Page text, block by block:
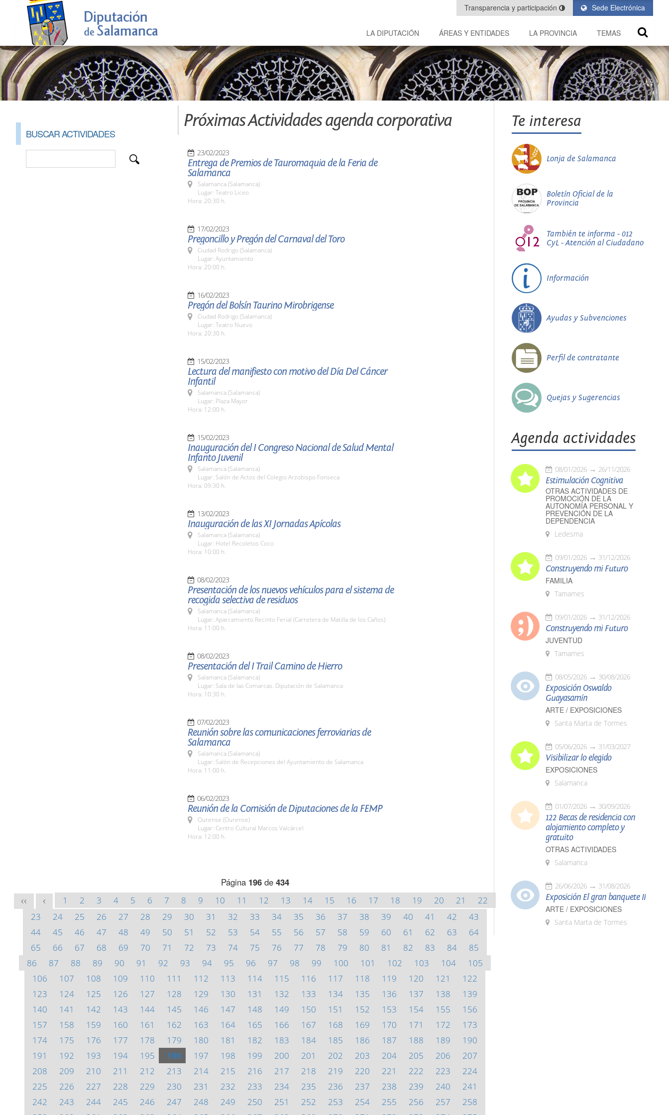
Sede Electrónica
Transparencia y participación
LA DIPUTACIÓN ÁREAS Y ENTIDADES LA PROVINCIA TEMAS
BUSCAR ACTIVIDADES
Próximas Actividades agenda corporativa
23/02/2023
Entrega de Premios de Tauromaquia de la Feria de
Salamanca
Salamanca (Salamanca)
Lugar: Teatro Liceo
Hora: 20:30 h.
17/02/2023
Pregoncillo y Pregón del Carnaval del Toro
Ciudad Rodrigo (Salamanca)
Lugar: Ayuntamiento
Hora: 20:00 h.
16/02/2023
Pregón del Bolsín Taurino Mirobrigense
Ciudad Rodrigo (Salamanca)
Lugar: Teatro Nuevo
Hora: 20:30 h.
15/02/2023
Lectura del manifiesto con motivo del Día Del Cáncer
Infantil
Salamanca (Salamanca)
Lugar: Plaza Mayor
Hora: 12:00 h.
15/02/2023
Inauguración del I Congreso Nacional de Salud Mental
Infanto Juvenil
Salamanca (Salamanca)
Lugar: Salón de Actos del Colegio Arzobispo Fonseca
Hora: 09:30 h.
13/02/2023
Inauguración de las XI Jornadas Apícolas
Salamanca (Salamanca)
Lugar: Hotel Recoletos Coco
Hora: 10:00 h.
08/02/2023
Presentación de los nuevos vehículos para el sistema de
recogida selectiva de residuos
Salamanca (Salamanca)
Lugar: Aparcamiento Recinto Ferial (Carretera de Matilla de los Caños)
Hora: 11:00 h.
08/02/2023
Presentación del I Trail Camino de Hierro
Salamanca (Salamanca)
Lugar: Sala de las Comarcas. Diputación de Salamanca
Hora: 10:30 h.
07/02/2023
Reunión sobre las comunicaciones ferroviarias de
Salamanca
Salamanca (Salamanca)
Lugar: Salón de Recepciones del Ayuntamiento de Salamanca
Hora: 11:00 h.
06/02/2023
Reunión de la Comisión de Diputaciones de la FEMP
Ourense (Ourense)
Lugar: Centro Cultural Marcos Valcárcel
Hora: 12:00 h.
Página 196de 434
<< < 1 2 3 4 5 6 7 8 9 10 11 12 13 14 15 16 17 18 19 20 21
22
23
24 25 26 27 28 29 30 31 32 33 34 35 36 37 38 39 40 41 42
43
44
45 46 47 48 49 50 51 52 53 54 55 56 57 58 59 60 61 62 63
64
65
66 67 68 69 70 71 72 73 74 75 76 77 78 79 80 81 82 83 84
85
86
87 88 89 90 91 92 93 94 95 96 97 98 99 100 101 102 103 104
105
106
107 108 109 110 111 112 113 114 115 116 117 118 119 120 121
122
123
124 125 126 127 128 129 130 131 132 133 134 135 136 137 138
139
140
141 142 143 144 145 146 147 148 149 150 151 152 153 154 155
156
157
158 159 160 161 162 163 164 165 166 167 168 169 170 171 172
173
174
175 176 177 178 179 180 181 182 183 184 185 186 187 188 189
190
191
192 193 194 195 196 197 198 199 200 201 202 203 204 205 206
207
208
209 210 211 212 213 214 215 216 217 218 219 220 221 222 223
224
225
226 227 228 229 230 231 232 233 234 235 236 237 238 239 240
241
242
243 244 245 246 247 248 249 250 251 252 253 254 255 256 257
258
Te interesa
Lonja de Salamanca
Boletín Oficial de la
Provincia
También te informa - 012
CyL - Atención al Ciudadano
Información
Ayudas y Subvenciones
Perfil de contratante
Quejas y Sugerencias
Agenda actividades
08/01/2026 26/11/2026
Estimulación Cognitiva
OTRAS ACTIVIDADES DE
PROMOCIÓN DE LA
AUTONOMÍA PERSONAL Y
PREVENCIÓN DE LA
DEPENDENCIA
Ledesma
09/01/2026 31/12/2026
Construyendo mi Futuro
FAMILIA
Tamames
09/01/2026 31/12/2026
Construyendo mi Futuro
JUVENTUD
Tamames
08/05/2026 30/08/2026
Exposición Oswaldo
Guayasamín
ARTE / EXPOSICIONES
Santa Marta de Tormes
05/06/2026 31/03/2027
Visibilizar lo elegido
EXPOSICIONES
Salamanca
01/07/2026 30/09/2026
122 Becas de residencia con
alojamiento completo y
gratuito
OTRAS ACTIVIDADES
Salamanca
26/06/2026 31/08/2026
Exposición El gran banquete II
ARTE / EXPOSICIONES
Santa Marta de Tormes